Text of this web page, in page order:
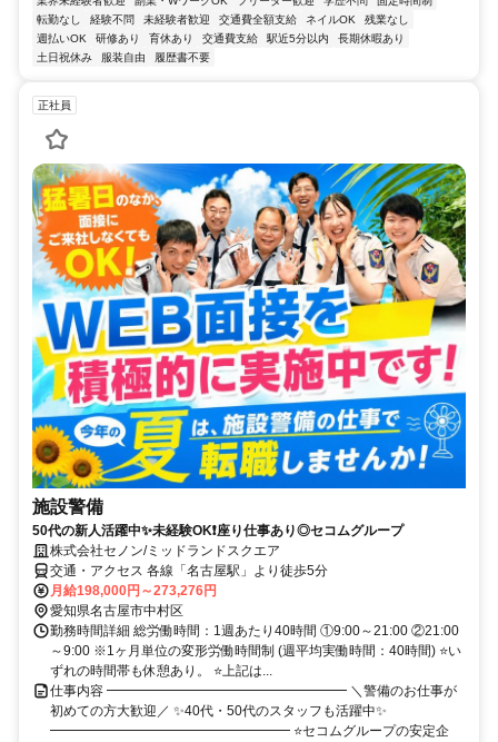
転勤なし
経験不問 未経験者歓迎 交通費全額支給 ネイルOK
残業なし
週払いOK
研修あり 育休あり 交通費支給 駅近5分以内
長期休暇あり
土日祝休み
服装自由 履歴書不要
正社員
施設警備
50代の新人活躍中✨未経験OK❗座り仕事あり◎セコムグループ
株式会社セノン/ミッドランドスクエア
交通・アクセス 各線「名古屋駅」より徒歩5分
月給198,000円～273,276円
愛知県名古屋市中村区
勤務時間詳細 総労働時間：1週あたり40時間 ①9:00～21:00 ②21:00
～9:00 ※1ヶ月単位の変形労働時間制 (週平均実働時間：40時間) ⭐い
ずれの時間帯も休憩あり。 ⭐上記は...
仕事内容 ━━━━━━━━━━━━━━━━━━ ＼警備のお仕事が
初めての方大歓迎／ ✨40代・50代のスタッフも活躍中✨
━━━━━━━━━━━━━━━━━━ ⭐セコムグループの安定企